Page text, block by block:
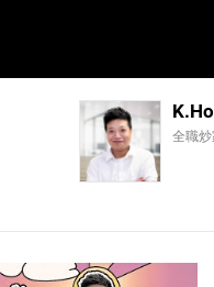
K.Ho
全職炒